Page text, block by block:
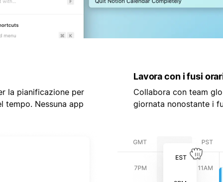
la pianificazione per
tempo. Nessuna app
Lavora con i fusi
Collabora con team
giornata nonostante i